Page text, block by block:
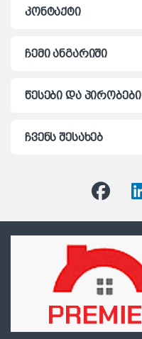
კონტაქტი
ჩემი ანგარიში
წესები და პირობები
ჩვენს შესახებ